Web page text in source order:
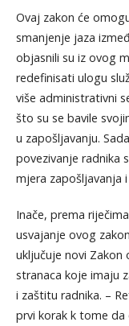
Ovaj zakon će
smanjenje jaza
objasnili su iz ovog
redefinisati ulogu
više administrativni
što su se bavile
u zapošljavanju.
povezivanje radnika
mjera zapošljavanja
Inače, prema
usvajanje ovog
uključuje novi Zakon
stranaca koje imaju
i zaštitu radnika. –
prvi korak k tome da